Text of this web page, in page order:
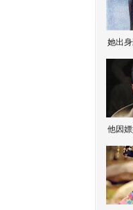
她出
他因